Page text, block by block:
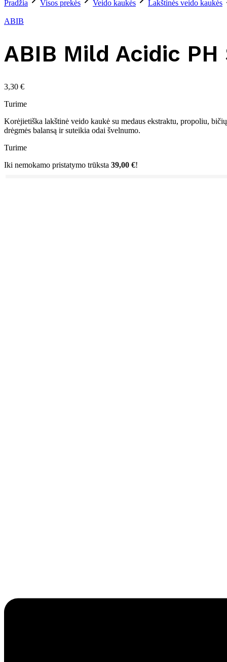
Pradžia Visos prekės Veido kaukės Lakštinės veido kaukės
ABIB
ABIB Mild Acidic
3,30 €
Turime
Korėjietiška lakštinė veido kaukė su medaus ekstraktu, propoliu,
drėgmės balansą ir suteikia odai švelnumo.
Turime
Iki nemokamo pristatymo trūksta 39,00 €!